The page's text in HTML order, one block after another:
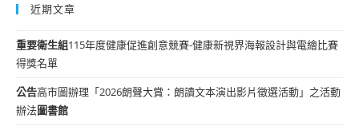
近期文章
重要衛生組115年度健康促進創意競賽-健康新視界海報設計與電繪比賽
得獎名單
公告高市圖辦理「2026朗聲大賞：朗讀文本演出影片徵選活動」之活動
辦法圖書館